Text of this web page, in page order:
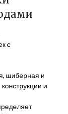
с
шиберная и
и